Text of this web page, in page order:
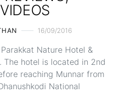
16/09/2016
Nature Hotel &
The hotel is located in 2nd
reaching Munnar from
National